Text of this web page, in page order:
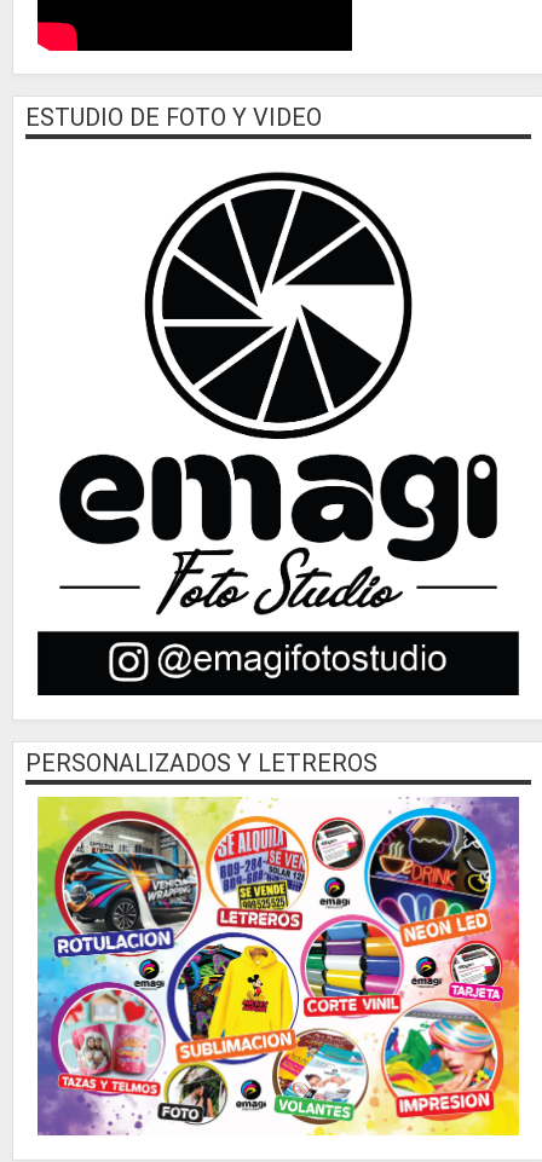
ESTUDIO DE FOTO Y VIDEO
PERSONALIZADOS Y LETREROS